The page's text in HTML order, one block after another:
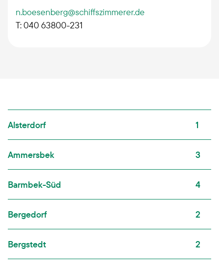
n.boesenberg@schiffszimmerer.de
T: 040 63800-231
Alsterdorf 1
Ammersbek 3
Barmbek-Süd 4
Bergedorf 2
Bergstedt 2